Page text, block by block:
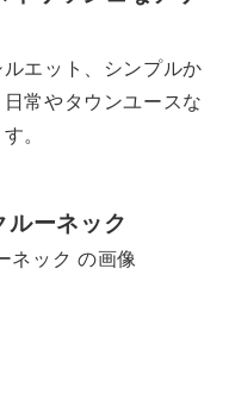
エット、シンプルか
常やタウンユースな
。
ーネック